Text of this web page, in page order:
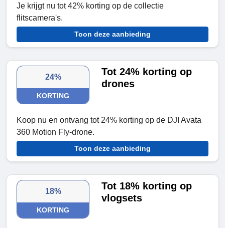
Je krijgt nu tot 42% korting op de collectie
flitscamera's.
Toon deze aanbieding
24%
KORTING
Tot 24% korting op
drones
Koop nu en ontvang tot 24% korting op de DJI Avata
360 Motion Fly-drone.
Toon deze aanbieding
18%
KORTING
Tot 18% korting op
vlogsets